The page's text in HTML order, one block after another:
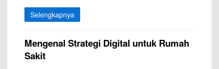
Selengkapnya
Mengenal Strategi Digital untuk Rumah
Sakit